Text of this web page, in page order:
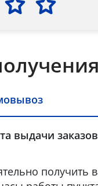
выдачи
получить